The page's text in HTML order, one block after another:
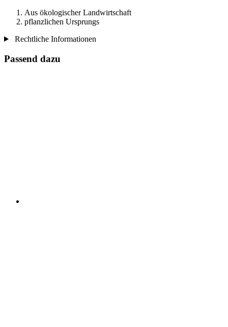
Aus ökologischer Landwirtschaft
pflanzlichen Ursprungs
Rechtliche Informationen
Passend dazu